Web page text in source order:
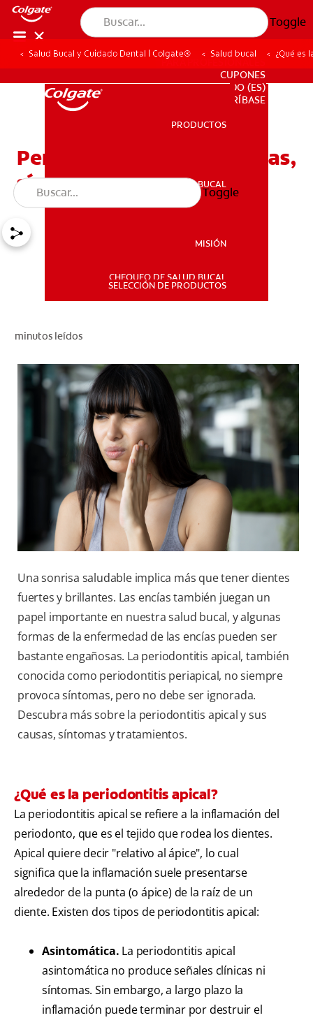
Toggle
SALUD BUCAL
PARA PROFESIONALES
SUSCRÍBASE
PARA PROFESIONALES
CUPONES
DO (ES)
SUSCRÍBASE
PRODUCTOS
SALUD BUCAL
MISIÓN
CHEQUEO DE SALUD BUCAL
SELECCIÓN DE PRODUCTOS
Toggle
Salud Bucal y Cuidado Dental | Colgate® Salud bucal ¿Qué es
Periodontitis apical: Causas,
síntomas y tratamientos
minutos leídos
Una sonrisa saludable implica más que tener dientes
fuertes y brillantes. Las encías también juegan un
papel importante en nuestra salud bucal, y algunas
formas de la enfermedad de las encías pueden ser
bastante engañosas. La periodontitis apical, también
conocida como periodontitis periapical, no siempre
provoca síntomas, pero no debe ser ignorada.
Descubra más sobre la periodontitis apical y sus
causas, síntomas y tratamientos.
¿Qué es la periodontitis apical?
La periodontitis apical se refiere a la inflamación del
periodonto, que es el tejido que rodea los dientes.
Apical quiere decir "relativo al ápice", lo cual
significa que la inflamación suele presentarse
alrededor de la punta (o ápice) de la raíz de un
diente. Existen dos tipos de periodontitis apical:
Asintomática. La periodontitis apical
asintomática no produce señales clínicas ni
síntomas. Sin embargo, a largo plazo la
inflamación puede terminar por destruir el